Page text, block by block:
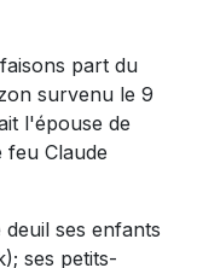
part du
survenu le 9
l'épouse de
feu Claude
deuil ses enfants
ses petits-